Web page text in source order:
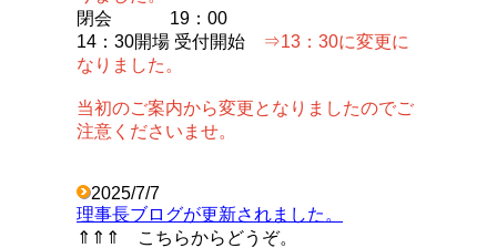
閉会 19：00
14：30開場 受付開始
⇒13：30に変更に
なりました。
当初のご案内から変更となりましたのでご
注意くださいませ。
2025/7/7
理事長ブログが更新されました。
⇑⇑⇑ こちらからどうぞ。